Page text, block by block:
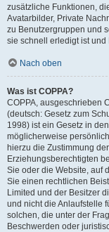
zusätzliche Funktionen,
Avatarbilder, Private
zu Benutzergruppen und
sie schnell erledigt ist
Nach oben
Was ist COPPA?
COPPA, ausgeschrieben
(deutsch: Gesetz zum
1998) ist ein Gesetz in
möglicherweise
hierzu die Zustimmung
Erziehungsberechtigten
Sie oder die Website, auf
Sie einen rechtlichen
Limited und der Besitzer
und nicht die Anlaufstelle
solchen, die unter der
Beschwerden oder